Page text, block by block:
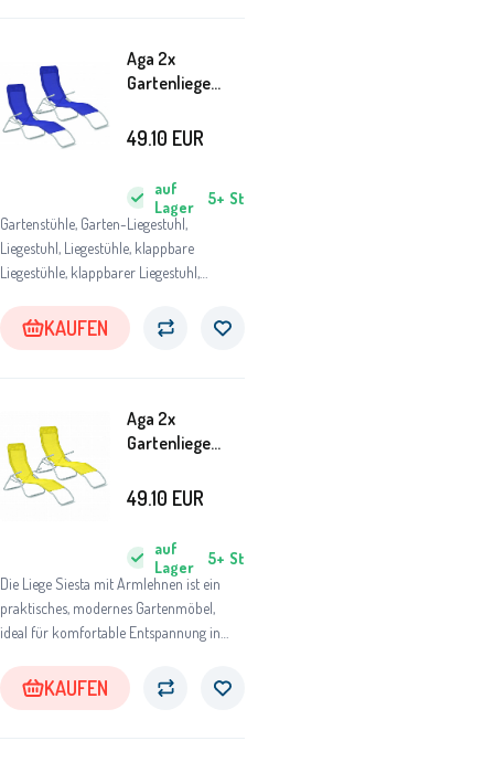
Aga 2x
Gartenliege
MC372171BL
Gartenstühle, Garten-Liegestuhl,
Liegestuhl, Liegestühle, klappbare
Liegestühle, klappbarer Liegestuhl,
Gartenliege, Strandliege aus Holz,
Relaxliege für Garten
auf
Lager
5+ St
49.10 EUR
KAUFEN
Aga 2x
Gartenliege
Die Liege Siesta mit Armlehnen ist ein
praktisches, modernes Gartenmöbel,
ideal für komfortable Entspannung in
auf
Lager
5+ St
49.10 EUR
KAUFEN